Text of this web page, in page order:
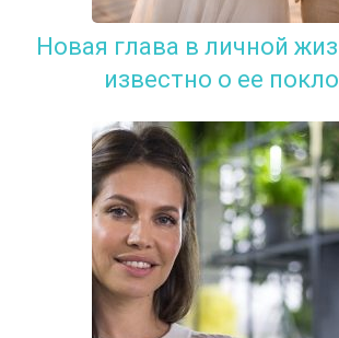
Новая глава в личной
известно о ее